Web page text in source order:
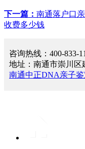
下一篇： 南通落户口
收费多少钱
咨询热线：400-833-
地址：南通市崇川区
南通中正DNA亲子